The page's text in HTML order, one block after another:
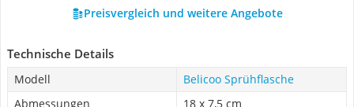
Preisvergleich und weitere Angebote
Technische Details
Modell
Belicoo Sprühflasche
Abmessungen
18 x 7,5 cm